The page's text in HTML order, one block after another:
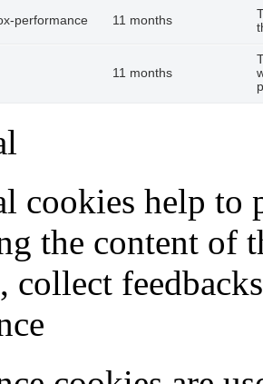
performance 11 months
11 months
cookies help to
the content of
collect